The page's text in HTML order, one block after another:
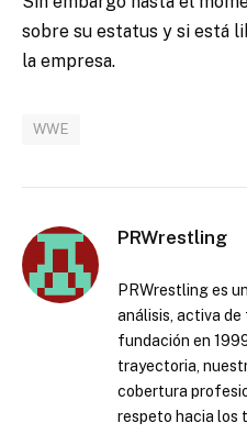
sobre su estatus y si está
la empresa.
WWE
PRWrestling
PRWrestling es
análisis, activa de
fundación en
trayectoria,
cobertura
respeto hacia los